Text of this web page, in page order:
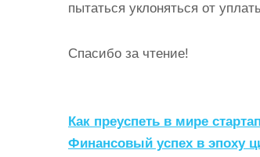
пытаться уклоняться от
Спасибо за чтение!
Н
а
Как преуспеть в мире
Финансовый успех в эпоху